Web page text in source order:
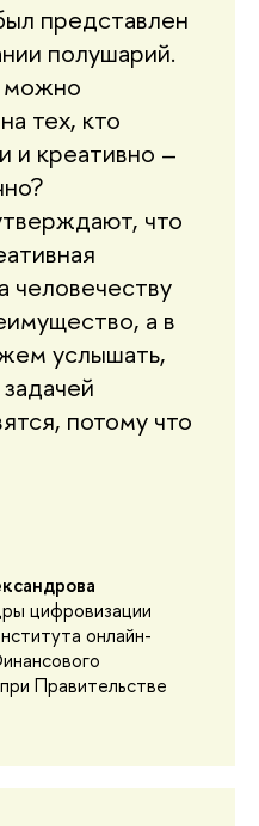
представлен
полушарий.
можно
тех, кто
и креативно –
что
человечеству
а в
услышать,
потому что
цифровизации
онлайн-
Правительстве